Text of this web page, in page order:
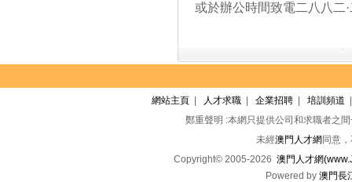
或於辦公時間致電二八八二
網站主頁 人才求職 企業招聘 培訓頻道
鄭重聲明 :本網只提供公司和求職者之
未經澳門人才網 同意
Copyright© 2005-2026 澳門人才網
Powered by 澳門長